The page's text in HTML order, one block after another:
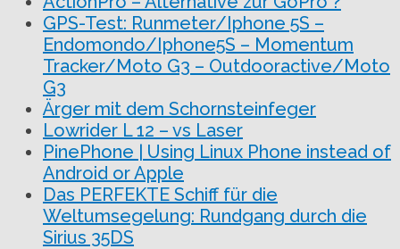
GPS-Test: Runmeter/Iphone 5S –
Endomondo/Iphone5S – Momentum
Tracker/Moto G3 – Outdooractive/Moto
G3
Ärger mit dem Schornsteinfeger
Lowrider L 12 – vs Laser
PinePhone | Using Linux Phone instead of
Android or Apple
Das PERFEKTE Schiff für die
Weltumsegelung: Rundgang durch die
Sirius 35DS